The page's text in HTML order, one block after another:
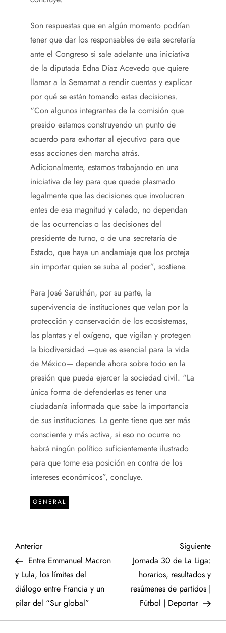
Son respuestas que en algún momento podrían
tener que dar los responsables de esta secretaría
ante el Congreso si sale adelante una iniciativa
de la diputada Edna Díaz Acevedo que quiere
llamar a la Semarnat a rendir cuentas y explicar
por qué se están tomando estas decisiones.
“Con algunos integrantes de la comisión que
presido estamos construyendo un punto de
acuerdo para exhortar al ejecutivo para que
esas acciones den marcha atrás.
Adicionalmente, estamos trabajando en una
iniciativa de ley para que quede plasmado
legalmente que las decisiones que involucren
entes de esa magnitud y calado, no dependan
de las ocurrencias o las decisiones del
presidente de turno, o de una secretaría de
Estado, que haya un andamiaje que los proteja
sin importar quien se suba al poder”, sostiene.
Para José Sarukhán, por su parte, la
supervivencia de instituciones que velan por la
protección y conservación de los ecosistemas,
las plantas y el oxígeno, que vigilan y protegen
la biodiversidad —que es esencial para la vida
de México— depende ahora sobre todo en la
presión que pueda ejercer la sociedad civil. “La
única forma de defenderlas es tener una
ciudadanía informada que sabe la importancia
de sus instituciones. La gente tiene que ser más
consciente y más activa, si eso no ocurre no
habrá ningún político suficientemente ilustrado
para que tome esa posición en contra de los
intereses económicos”, concluye.
GENERAL
N
a
v
e
Entrada
anterior
Anterior
Entre Emmanuel Macron
y Lula, los límites del
diálogo entre Francia y un
pilar del “Sur global”
Siguiente
Jornada 30 de La Liga:
horarios, resultados y
resúmenes de partidos |
Fútbol | Deportar